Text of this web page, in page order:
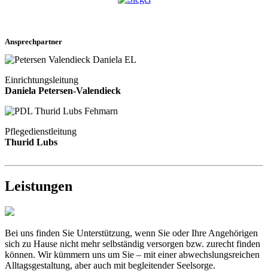
Ansprechpartner
Einrichtungsleitung
Daniela Petersen-Valendieck
Pflegedienstleitung
Thurid Lubs
Leistungen
Bei uns finden Sie Unterstützung, wenn Sie oder Ihre Angehörigen
sich zu Hause nicht mehr selbständig versorgen bzw. zurecht finden
können. Wir kümmern uns um Sie – mit einer abwechslungsreichen
Alltagsgestaltung, aber auch mit begleitender Seelsorge.